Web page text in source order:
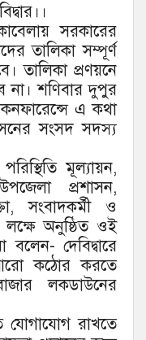
সরকারের
তালিকা সম্পূর্ণ
তালিকা প্রণয়নে
না। শণিবার দুপুর
এ কথা
সংসদ সদস্য
মূল্যায়ন,
প্রশাসন,
সংবাদকর্মী ও
লক্ষে অনুষ্ঠিত ওই
দেবিদ্বারে
কঠোর করতে
লকডাউনের
যোগাযোগ রাখতে